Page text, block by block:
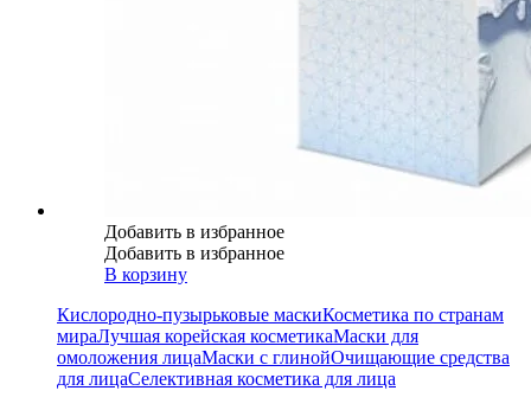
Добавить в избранное
Добавить в избранное
В корзину
Кислородно-пузырьковые маскиКосметика по странам
мираЛучшая корейская косметикаМаски для
омоложения лицаМаски с глинойОчищающие средства
для лицаСелективная косметика для лица